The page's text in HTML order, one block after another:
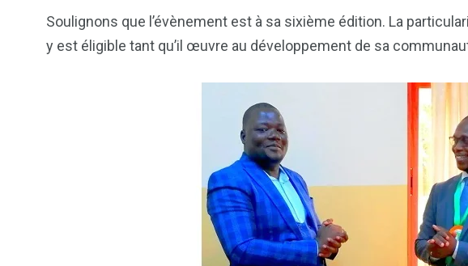
Soulignons que l’évènement est à sa sixième édition. La
y est éligible tant qu’il œuvre au développement de sa